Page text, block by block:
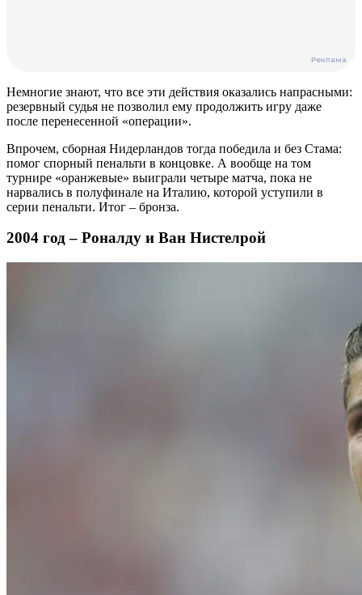
Немногие знают, что все эти действия оказались напрасными:
резервный судья не позволил ему продолжить игру даже
после перенесенной «операции».
Впрочем, сборная Нидерландов тогда победила и без Стама:
помог спорный пенальти в концовке. А вообще на том
турнире «оранжевые» выиграли четыре матча, пока не
нарвались в полуфинале на Италию, которой уступили в
серии пенальти. Итог – бронза.
2004 год – Роналду и Ван Нистелрой